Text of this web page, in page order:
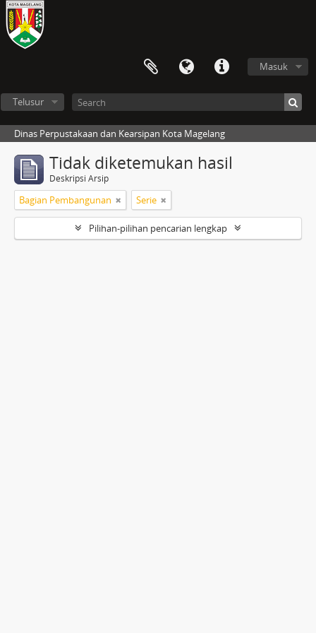
Masuk
Telusur
Dinas Perpustakaan dan Kearsipan Kota Magelang
Tidak diketemukan hasil
Deskripsi Arsip
Bagian Pembangunan Serie
Pilihan-pilihan pencarian lengkap